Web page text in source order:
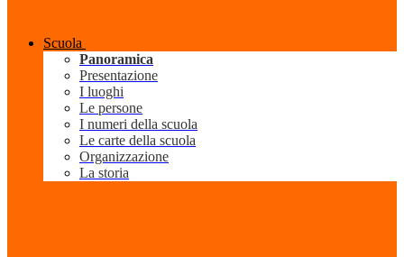
Scuola
Panoramica
Presentazione
I luoghi
Le persone
I numeri della scuola
Le carte della scuola
Organizzazione
La storia